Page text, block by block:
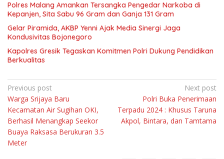
Polres Malang Amankan Tersangka Pengedar Narkoba di
Kepanjen, Sita Sabu 96 Gram dan Ganja 131 Gram
Gelar Piramida, AKBP Yenni Ajak Media Sinergi Jaga
Kondusivitas Bojonegoro
Kapolres Gresik Tegaskan Komitmen Polri Dukung Pendidikan
Berkualitas
Navigasi
pos
Previous post
Warga Srijaya Baru
Kecamatan Air Sugihan OKI,
Berhasil Menangkap Seekor
Buaya Raksasa Berukuran 3.5
Meter
Next post
Polri Buka Penerimaan
Terpadu 2024 : Khusus Taruna
Akpol, Bintara, dan Tamtama